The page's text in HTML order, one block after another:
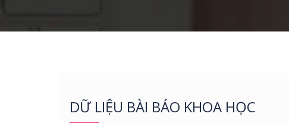
DỮ LIỆU BÀI BÁO KHOA HỌC